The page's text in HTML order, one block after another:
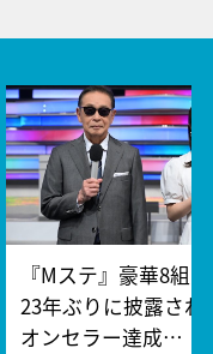
『Mステ』豪華8組
23年ぶりに披露され
オンセラー達成…